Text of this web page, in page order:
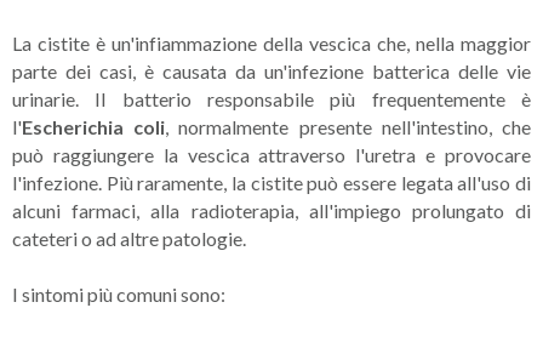
La cistite è un'infiammazione della vescica che, nella maggior
parte dei casi, è causata da un'infezione batterica delle vie
urinarie. Il batterio responsabile più frequentemente è
l'Escherichia coli, normalmente presente nell'intestino, che
può raggiungere la vescica attraverso l'uretra e provocare
l'infezione. Più raramente, la cistite può essere legata all'uso di
alcuni farmaci, alla radioterapia, all'impiego prolungato di
cateteri o ad altre patologie.
I sintomi più comuni sono: